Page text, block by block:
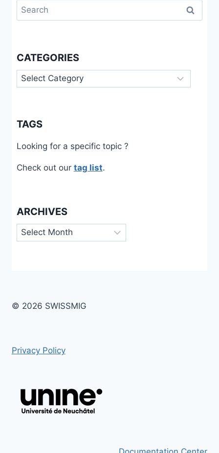
Search
for:
CATEGORIES
Categories
TAGS
Looking for a specific topic ?
Check out our tag list.
ARCHIVES
Archives
© 2026 SWISSMIG
Privacy Policy